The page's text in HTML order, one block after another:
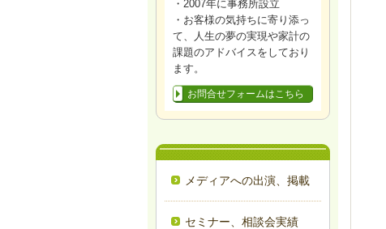
・2007年に事務所設立
・お客様の気持ちに寄り添っ
て、人生の夢の実現や家計の
課題のアドバイスをしており
ます。​
お問合せフォームはこちら
メディアへの出演、掲載
セミナー、相談会実績